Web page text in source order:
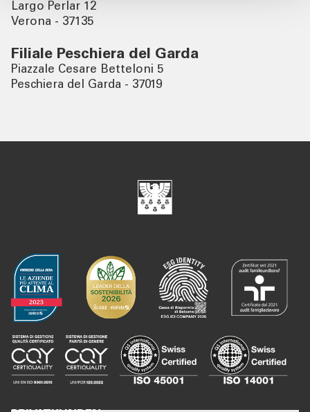
Largo Perlar 12
Verona - 37135
Filiale Peschiera del Garda
Piazzale Cesare Betteloni 5
Peschiera del Garda - 37019